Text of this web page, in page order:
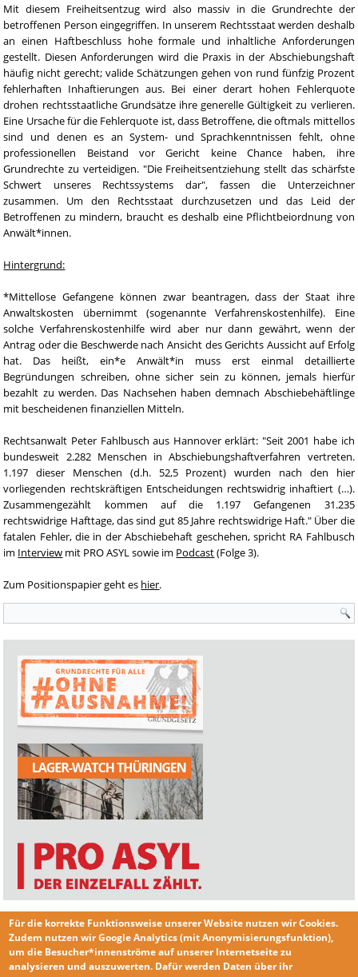
Mit diesem Freiheitsentzug wird also massiv in die Grundrechte der
betroffenen Person eingegriffen. In unserem Rechtsstaat werden deshalb
an einen Haftbeschluss hohe formale und inhaltliche Anforderungen
gestellt. Diesen Anforderungen wird die Praxis in der Abschiebungshaft
häufig nicht gerecht; valide Schätzungen gehen von rund fünfzig Prozent
fehlerhaften Inhaftierungen aus. Bei einer derart hohen Fehlerquote
drohen rechtsstaatliche Grundsätze ihre generelle Gültigkeit zu verlieren.
Eine Ursache für die Fehlerquote ist, dass Betroffene, die oftmals mittellos
sind und denen es an System- und Sprachkenntnissen fehlt, ohne
professionellen Beistand vor Gericht keine Chance haben, ihre
Grundrechte zu verteidigen. "Die Freiheitsentziehung stellt das schärfste
Schwert unseres Rechtssystems dar", fassen die Unterzeichner
zusammen. Um den Rechtsstaat durchzusetzen und das Leid der
Betroffenen zu mindern, braucht es deshalb eine Pflichtbeiordnung von
Anwält*innen.
Hintergrund:
*Mittellose Gefangene können zwar beantragen, dass der Staat ihre
Anwaltskosten übernimmt (sogenannte Verfahrenskostenhilfe). Eine
solche Verfahrenskostenhilfe wird aber nur dann gewährt, wenn der
Antrag oder die Beschwerde nach Ansicht des Gerichts Aussicht auf Erfolg
hat. Das heißt, ein*e Anwält*in muss erst einmal detaillierte
Begründungen schreiben, ohne sicher sein zu können, jemals hierfür
bezahlt zu werden. Das Nachsehen haben demnach Abschiebehäftlinge
mit bescheidenen finanziellen Mitteln.
Rechtsanwalt Peter Fahlbusch aus Hannover erklärt: "Seit 2001 habe ich
bundesweit 2.282 Menschen in Abschiebungshaftverfahren vertreten.
1.197 dieser Menschen (d.h. 52,5 Prozent) wurden nach den hier
vorliegenden rechtskräftigen Entscheidungen rechtswidrig inhaftiert (…).
Zusammengezählt kommen auf die 1.197 Gefangenen 31.235
rechtswidrige Hafttage, das sind gut 85 Jahre rechtswidrige Haft." Über die
fatalen Fehler, die in der Abschiebehaft geschehen, spricht RA Fahlbusch
im Interview mit PRO ASYL sowie im Podcast(Folge 3).
Zum Positionspapier geht es hier.
Suchformular
Für die korrekte Funktionsweise unserer Website nutzen wirCookies.
Zudem nutzen wirGoogle Analytics(mit Anonymisierungsfunktion),
um die Besucher*innenströme auf unserer Internetseite zu
analysieren und auszuwerten. Dafür werden Daten über ihr